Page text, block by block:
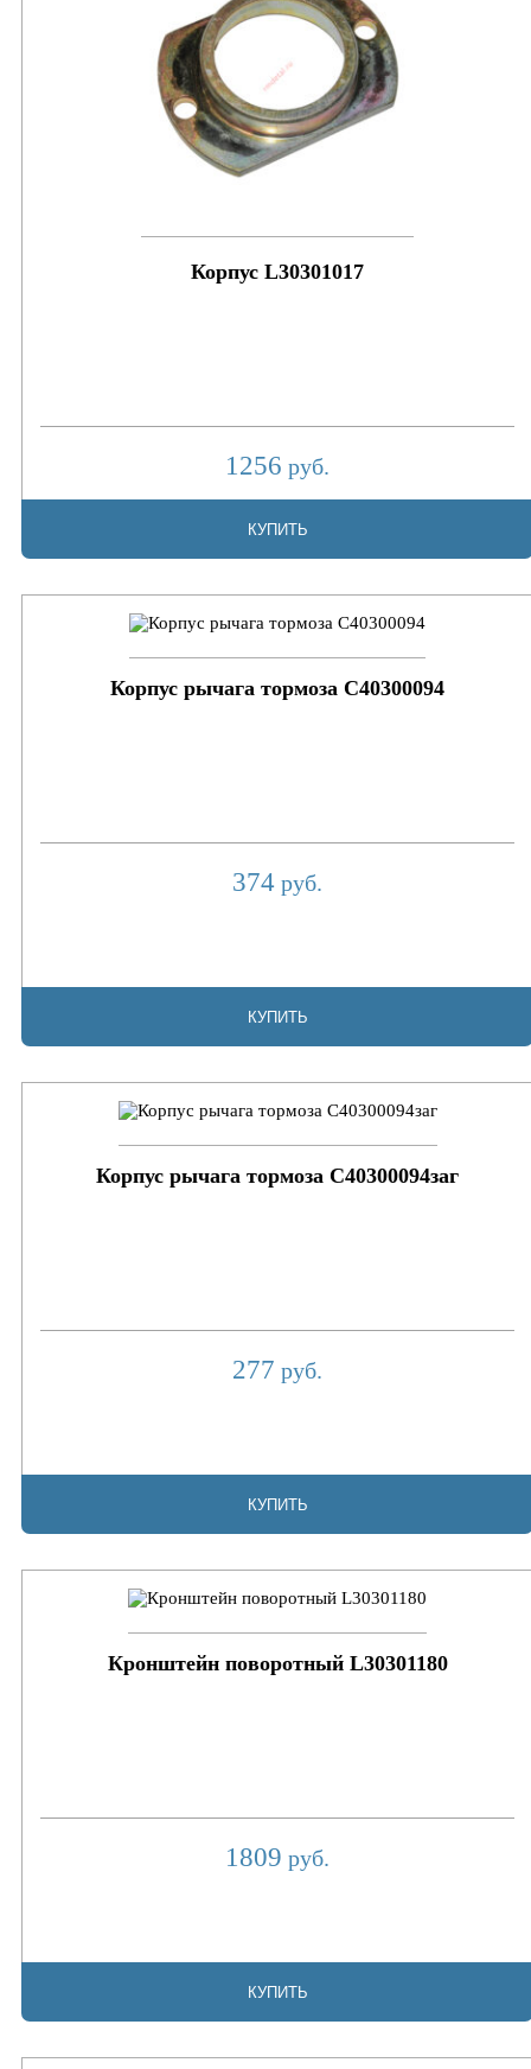
Корпус L30301017
1256 руб.
КУПИТЬ
Корпус рычага тормоза C40300094
374 руб.
КУПИТЬ
Корпус рычага тормоза C40300094заг
277 руб.
КУПИТЬ
Кронштейн поворотный L30301180
1809 руб.
КУПИТЬ